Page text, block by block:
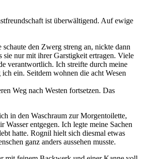
ist überwältigend. Auf ewige
den Zwerg streng an, nickte dann
sie nur mit ihrer Garstigkeit ertragen. Viele
verantwortlich. Ich streifte durch meine
ein. Seitdem wohnen die acht Wesen
Weg nach Westen fortsetzen. Das
in den Waschraum zur Morgentoilette,
entgegen. Ich legte meine Sachen
hatte. Rognil hielt sich diesmal etwas
ganz anders aussehen musste.